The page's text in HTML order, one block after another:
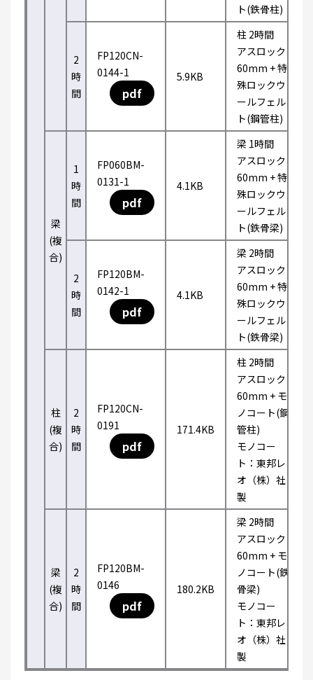
ト(鉄骨柱)
2
時
間
FP120CN-
0144-1
pdf
5.9KB
柱 2時間
アスロック
60mm + 特
殊ロックウ
ールフェル
ト(鋼管柱)
梁
(複
合)
1
時
間
FP060BM-
0131-1
pdf
4.1KB
梁 1時間
アスロック
60mm + 特
殊ロックウ
ールフェル
ト(鉄骨梁)
2
時
間
FP120BM-
0142-1
pdf
4.1KB
梁 2時間
アスロック
60mm + 特
殊ロックウ
ールフェル
ト(鉄骨梁)
柱
(複
合)
2
時
間
FP120CN-
0191
pdf
171.4KB
柱 2時間
アスロック
60mm + モ
ノコート(鋼
管柱)
モノコー
ト：東邦レ
オ（株）社
製
梁
(複
合)
2
時
間
FP120BM-
0146
pdf
180.2KB
梁 2時間
アスロック
60mm + モ
ノコート(鉄
骨梁)
モノコー
ト：東邦レ
オ（株）社
製